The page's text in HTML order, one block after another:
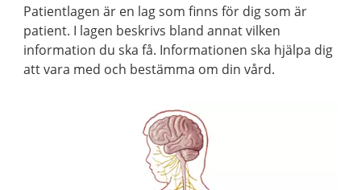
Patientlagen är en lag som finns för dig som är
patient. I lagen beskrivs bland annat vilken
information du ska få. Informationen ska hjälpa dig
att vara med och bestämma om din vård.